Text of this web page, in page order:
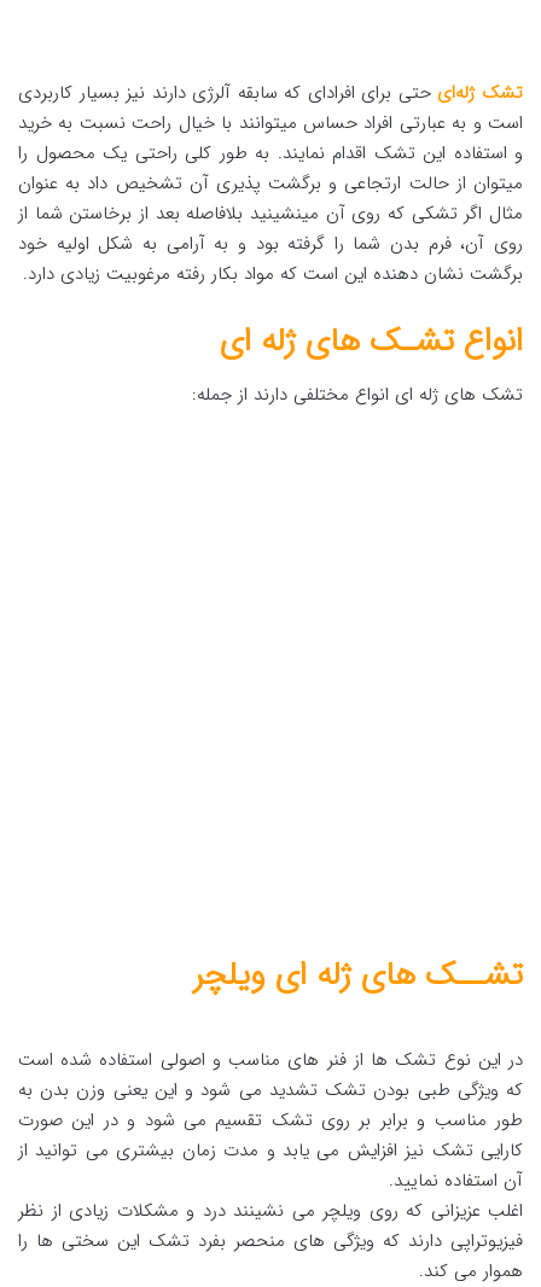
تشک ژله‌ای حتی برای افرادای که سابقه آلرژی دارند نیز بسیار کاربردی
است و به عبارتی افراد حساس میتوانند با خیال راحت نسبت به خرید
و استفاده این تشک اقدام نمایند. به طور کلی راحتی یک محصول را
میتوان از حالت ارتجاعی و برگشت پذیری آن تشخیص داد به عنوان
مثال اگر تشکی که روی آن مینشینید بلافاصله بعد از برخاستن شما از
روی آن، فرم بدن شما را گرفته بود و به آرامی به شکل اولیه خود
برگشت نشان دهنده این است که مواد بکار رفته مرغوبیت زیادی دارد.
انواع تشـک های ژله ای
تشک های ژله ای انواع مختلفی دارند از جمله:
تشــک های ژله ای ویلچر
در این نوع تشک ها از فنر های مناسب و اصولی استفاده شده است
که ویژگی طبی بودن تشک تشدید می شود و این یعنی وزن بدن به
طور مناسب و برابر بر روی تشک تقسیم می شود و در این صورت
کارایی تشک نیز افزایش می یابد و مدت زمان بیشتری می توانید از
آن استفاده نمایید.
اغلب عزیزانی که روی ویلچر می نشینند درد و مشکلات زیادی از نظر
فیزیوتراپی دارند که ویژگی های منحصر بفرد تشک این سختی ها را
هموار می کند.